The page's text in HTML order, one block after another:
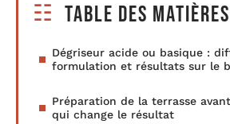
Table des matières
Dégriseur acide ou basique :
formulation et résultats sur le
Préparation de la terrasse
qui change le résultat